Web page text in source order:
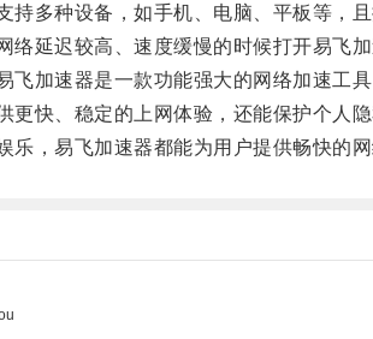
多种设备，如手机、电脑、平板等，且
延迟较高、速度缓慢的时候打开易飞加
加速器是一款功能强大的网络加速工具
快、稳定的上网体验，还能保护个人隐
，易飞加速器都能为用户提供畅快的网